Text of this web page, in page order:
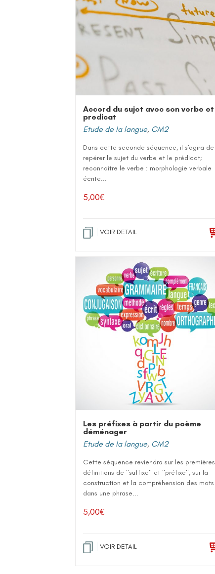
Accord du sujet avec son verbe et
predicat
Etude de la langue, CM2
Dans cette seconde séquence, il s'agira de
repérer le sujet du verbe et le prédicat;
reconnaitre le verbe : morphologie verbale
écrite...
5,00€
VOIR DETAIL
Les préfixes à partir du poème
déménager
Etude de la langue, CM2
Cette séquence reviendra sur les premières
définitions de "suffixe" et "préfixe", sur la
construction et la compréhension des mots
dans une phrase...
5,00€
VOIR DETAIL